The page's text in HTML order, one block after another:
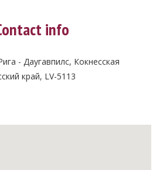
info
- Даугавпилс, Кокнесская
край, LV-5113